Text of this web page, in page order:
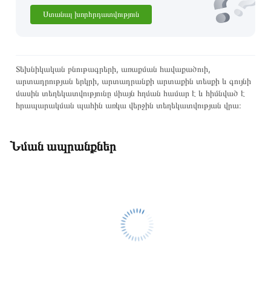
Ստանալ խորհրդատվություն
Տեխնիկական բնութագրերի, առաքման հավաքածուի,
արտադրության երկրի, արտադրանքի արտաքին տեսքի և գույնի
մասին տեղեկատվությունը միայն հղման համար է և հիմնված է
հրապարակման պահին առկա վերջին տեղեկատվության վրա։
Նման ապրանքներ